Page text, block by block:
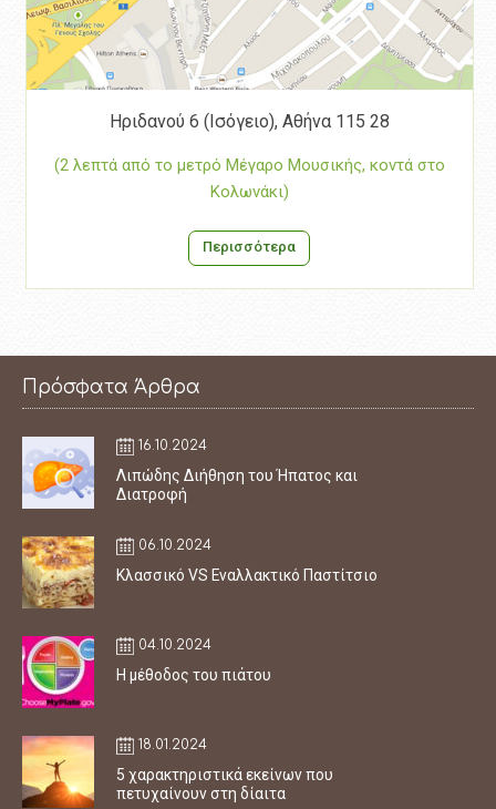
Ηριδανού 6 (Ισόγειο), Αθήνα 115 28
(2 λεπτά από το μετρό Μέγαρο Μουσικής, κοντά στο
Κολωνάκι)
Περισσότερα
Πρόσφατα Άρθρα
16.10.2024
Λιπώδης Διήθηση του Ήπατος και
Διατροφή
06.10.2024
Κλασσικό VS Εναλλακτικό Παστίτσιο
04.10.2024
Η μέθοδος του πιάτου
18.01.2024
5 χαρακτηριστικά εκείνων που
πετυχαίνουν στη δίαιτα